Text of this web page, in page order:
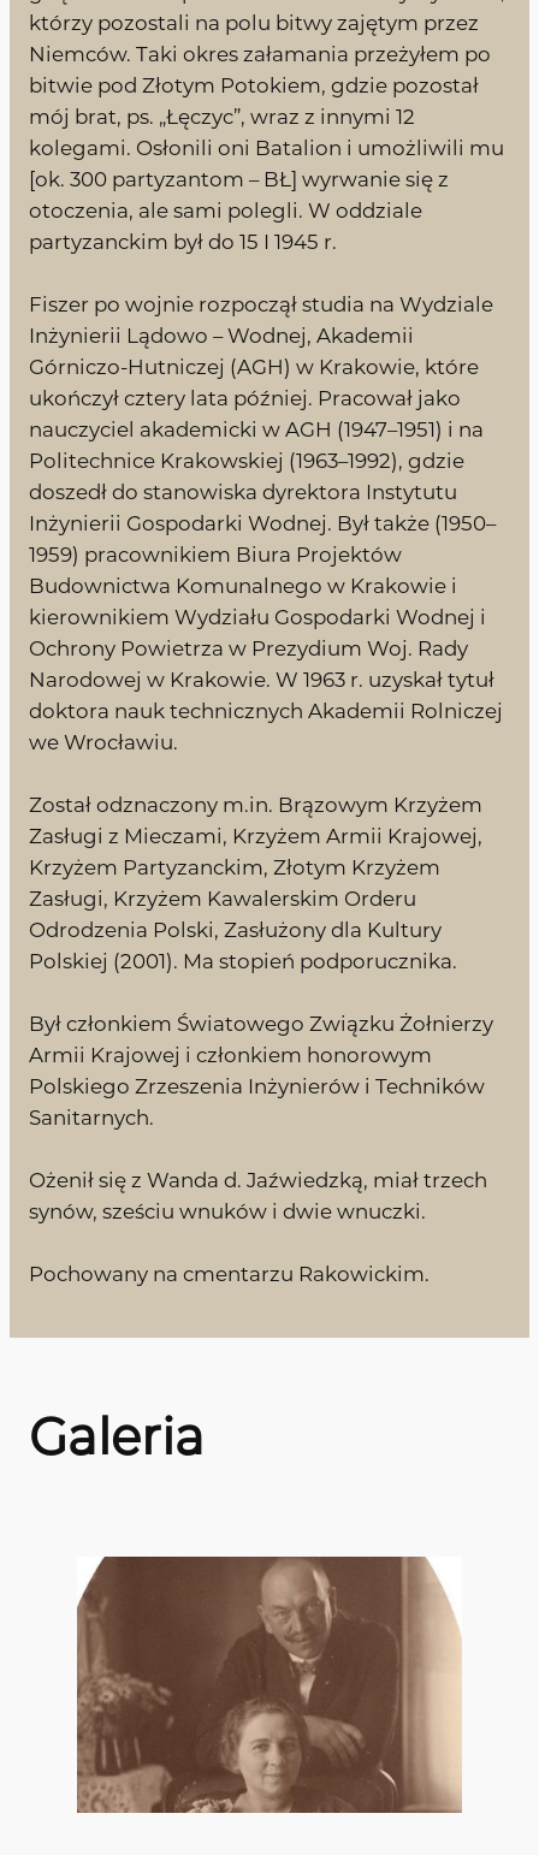
którzy pozostali na polu bitwy zajętym przez
Niemców. Taki okres załamania przeżyłem po
bitwie pod Złotym Potokiem, gdzie pozostał
mój brat, ps. „Łęczyc”, wraz z innymi 12
kolegami. Osłonili oni Batalion i umożliwili mu
[ok. 300 partyzantom – BŁ] wyrwanie się z
otoczenia, ale sami polegli. W oddziale
partyzanckim był do 15 I 1945 r.
Fiszer po wojnie rozpoczął studia na Wydziale
Inżynierii Lądowo – Wodnej, Akademii
Górniczo-Hutniczej (AGH) w Krakowie, które
ukończył cztery lata później. Pracował jako
nauczyciel akademicki w AGH (1947–1951) i na
Politechnice Krakowskiej (1963–1992), gdzie
doszedł do stanowiska dyrektora Instytutu
Inżynierii Gospodarki Wodnej. Był także (1950–
1959) pracownikiem Biura Projektów
Budownictwa Komunalnego w Krakowie i
kierownikiem Wydziału Gospodarki Wodnej i
Ochrony Powietrza w Prezydium Woj. Rady
Narodowej w Krakowie. W 1963 r. uzyskał tytuł
doktora nauk technicznych Akademii Rolniczej
we Wrocławiu.
Został odznaczony m.in. Brązowym Krzyżem
Zasługi z Mieczami, Krzyżem Armii Krajowej,
Krzyżem Partyzanckim, Złotym Krzyżem
Zasługi, Krzyżem Kawalerskim Orderu
Odrodzenia Polski, Zasłużony dla Kultury
Polskiej (2001). Ma stopień podporucznika.
Był członkiem Światowego Związku Żołnierzy
Armii Krajowej i członkiem honorowym
Polskiego Zrzeszenia Inżynierów i Techników
Sanitarnych.
Ożenił się z Wanda d. Jaźwiedzką, miał trzech
synów, sześciu wnuków i dwie wnuczki.
Pochowany na cmentarzu Rakowickim.
Galeria